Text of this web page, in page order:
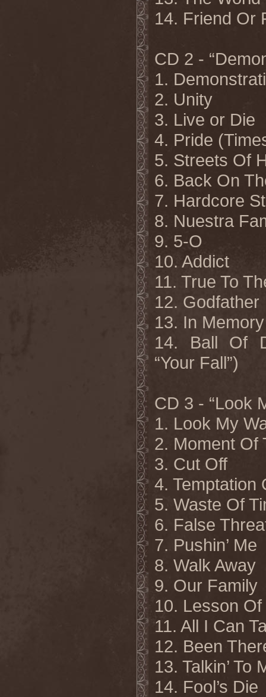
14. Friend Or
CD 2 -
1.
2. Unity
3. Live or Die
4. Pride
5. Streets Of
6. Back On
7. Hardcore
8. Nuestra
9. 5-O
10. Addict
11. True To
12. Godfather
13. In
14. Ball Of
“Your Fall”)
CD 3 - “Look
1. Look My
2. Moment Of
3. Cut Off
4. Temptation
5. Waste Of
6. False
7. Pushin’ Me
8. Walk Away
9. Our Family
10. Lesson Of
11. All I Can
12. Been
13. Talkin’ To
14. Fool’s Die